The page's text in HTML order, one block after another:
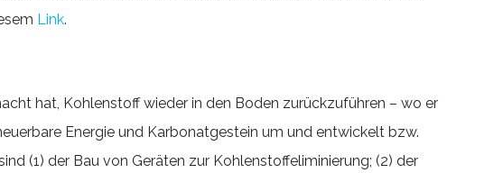
Link.
hat, Kohlenstoff wieder in den Boden zurückzuführen – wo er
Energie und Karbonatgestein um und entwickelt bzw.
(1) der Bau von Geräten zur Kohlenstoffeliminierung; (2) der